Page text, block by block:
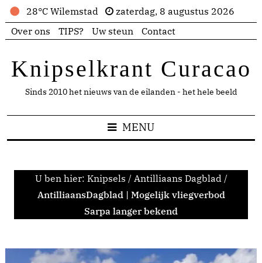
28°C Wilemstad
zaterdag, 8 augustus 2026
Over ons
TIPS? Uw steun Contact
Knipselkrant Curacao
Sinds 2010 het nieuws van de eilanden - het hele beeld
MENU
U ben hier: Knipsels / Antilliaans Dagblad /
AntilliaansDagblad | Mogelijk vliegverbod
Sarpa langer bekend